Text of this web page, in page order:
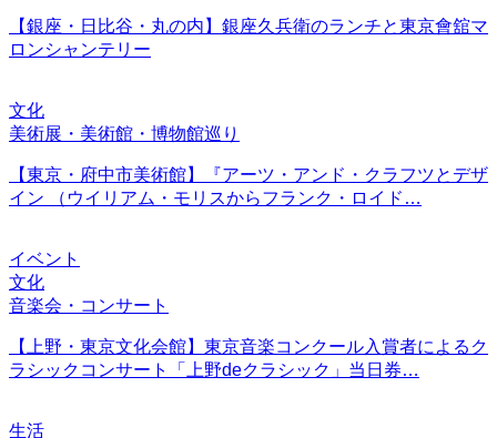
【銀座・日比谷・丸の内】銀座久兵衛のランチと東京會舘マ
ロンシャンテリー
文化
美術展・美術館・博物館巡り
【東京・府中市美術館】『アーツ・アンド・クラフツとデザ
イン （ウイリアム・モリスからフランク・ロイド…
イベント
文化
音楽会・コンサート
【上野・東京文化会館】東京音楽コンクール入賞者によるク
ラシックコンサート「上野deクラシック」当日券…
生活